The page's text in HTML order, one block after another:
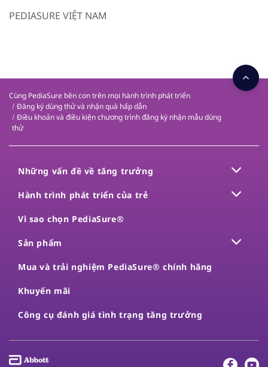
PEDIASURE VIỆT NAM
Cùng PediaSure bên con trên mọi hành trình phát triển
Đăng ký dùng thử và nhận quà hấp dẫn
Điều khoản và điều kiện chương trình đăng ký nhận mẫu dùng
thử
Những vấn đề về tăng trưởng
Hành trình phát triển của trẻ
Vì sao chọn PediaSure®
Sản phẩm
Mua và trải nghiệm PediaSure® chính hãng
Khuyến mãi
Công cụ đánh giá tình trạng tăng trưởng